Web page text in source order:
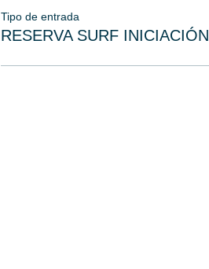
Tipo de entrada
RESERVA SURF INICIACIÓN